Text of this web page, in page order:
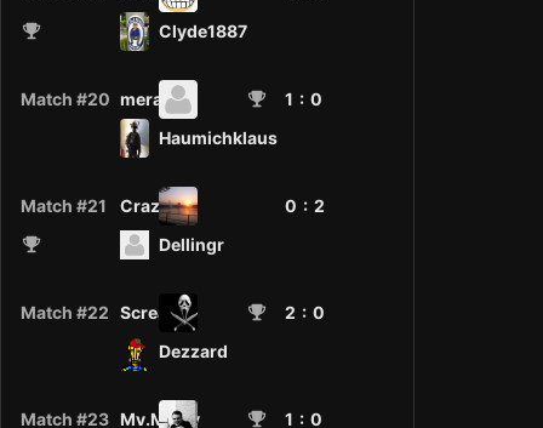
Clyde1887
Match #20 meraick 1 : 0
Haumichklaus
Match #21 Crazy. 0 : 2
Dellingr
Match #22 Scream 2 : 0
Dezzard
Match #23 Mv.McFly 1 : 0